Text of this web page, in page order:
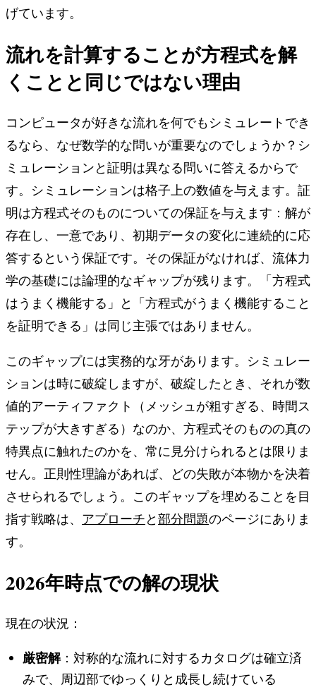
げています。
流れを計算することが方程式を解
くことと同じではない理由
コンピュータが好きな流れを何でもシミュレートでき
るなら、なぜ数学的な問いが重要なのでしょうか？シ
ミュレーションと証明は異なる問いに答えるからで
す。シミュレーションは格子上の数値を与えます。証
明は方程式そのものについての保証を与えます：解が
存在し、一意であり、初期データの変化に連続的に応
答するという保証です。その保証がなければ、流体力
学の基礎には論理的なギャップが残ります。「方程式
はうまく機能する」と「方程式がうまく機能すること
を証明できる」は同じ主張ではありません。
このギャップには実務的な牙があります。シミュレー
ションは時に破綻しますが、破綻したとき、それが数
値的アーティファクト（メッシュが粗すぎる、時間ス
テップが大きすぎる）なのか、方程式そのものの真の
特異点に触れたのかを、常に見分けられるとは限りま
せん。正則性理論があれば、どの失敗が本物かを決着
させられるでしょう。このギャップを埋めることを目
指す戦略は、 アプローチと部分問題のページにありま
す。
2026年時点での解の現状
現在の状況：
厳密解：対称的な流れに対するカタログは確立済
みで、周辺部でゆっくりと成長し続けている